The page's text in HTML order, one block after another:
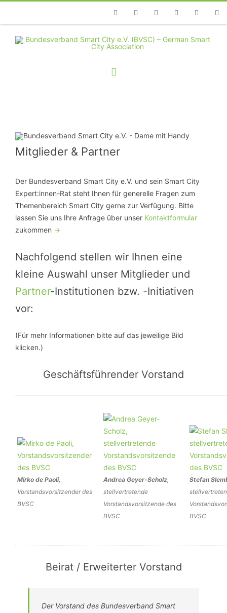
TelefonFacebookTwitterYoutubeInstagramLinkedin
Mitglieder & Partner
Der Bundesverband Smart City e.V. und sein Smart City
Expert:innen-Rat steht Ihnen für generelle Fragen zum
Themenbereich Smart City gerne zur Verfügung. Bitte
lassen Sie uns Ihre Anfrage über unser Kontaktformular
zukommen ->
Nachfolgend stellen wir Ihnen eine
kleine Auswahl unser Mitglieder und
Partner-Institutionen bzw. -Initiativen
vor:
(Für mehr Informationen bitte auf das jeweilige Bild
klicken.)
Geschäftsführender Vorstand
Mirko de Paoli,
Vorstandsvorsitzender des
BVSC
Andrea Geyer-Scholz,
stellvertretende
Vorstandsvorsitzende des
BVSC
Stefan
BVSC
Beirat / Erweiterter Vorstand
Der Vorstand des Bundesverband Smart